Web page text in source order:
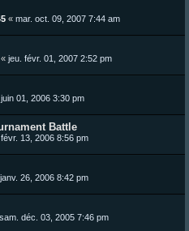
« mar. oct. 09, 2007 7:44 am
« jeu. févr. 01, 2007 2:52 pm
01, 2006 3:30 pm
Battle
13, 2006 8:56 pm
26, 2006 8:42 pm
sam. déc. 03, 2005 7:46 pm